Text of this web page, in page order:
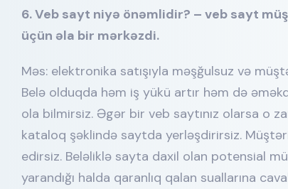
6. Veb sayt niyə önəmlidir? – veb sayt
üçün əla bir mərkəzdi.
Məs: elektronika satışıyla məşğulsuz və
Belə olduqda həm iş yükü artır həm də
ola bilmirsiz. Əgər bir veb saytınız olarsa o
kataloq şəklində saytda yerləşdirirsiz.
edirsiz. Beləliklə sayta daxil olan potensial
yarandığı halda qaranlıq qalan suallarına